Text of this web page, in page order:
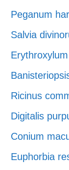
Peganum
Salvia
Ricinus
Digitalis
Conium
Euphorbia